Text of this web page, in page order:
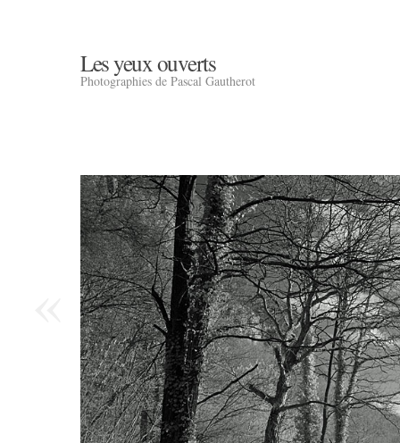
Les yeux ouverts
Photographies de Pascal Gautherot